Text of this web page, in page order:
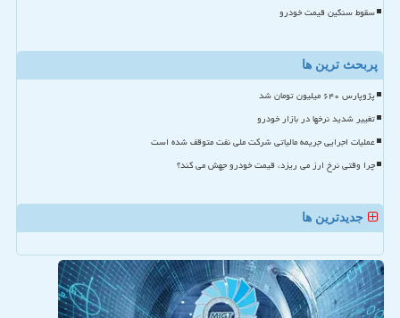
سقوط سنگین قیمت خودرو
پربحث ترین ها
پژوپارس ۶۴۰ میلیون تومان شد
تغییر شدید نرخها در بازار خودرو
عملیات اجرایی جریمه مالیاتی شرکت ملی نفت متوقف شده است
چرا وقتی نرخ ارز می ریزد، قیمت خودرو جهش می کند؟
جدیدترین ها